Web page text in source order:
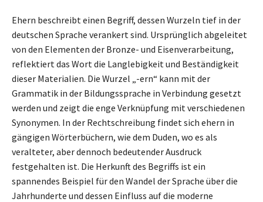
Ehern beschreibt einen Begriff, dessen Wurzeln tief in der
deutschen Sprache verankert sind. Ursprünglich abgeleitet
von den Elementen der Bronze- und Eisenverarbeitung,
reflektiert das Wort die Langlebigkeit und Beständigkeit
dieser Materialien. Die Wurzel „-ern“ kann mit der
Grammatik in der Bildungssprache in Verbindung gesetzt
werden und zeigt die enge Verknüpfung mit verschiedenen
Synonymen. In der Rechtschreibung findet sich ehern in
gängigen Wörterbüchern, wie dem Duden, wo es als
veralteter, aber dennoch bedeutender Ausdruck
festgehalten ist. Die Herkunft des Begriffs ist ein
spannendes Beispiel für den Wandel der Sprache über die
Jahrhunderte und dessen Einfluss auf die moderne